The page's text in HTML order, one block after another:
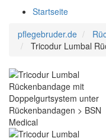
Startseite
pflegebruder.de
Tricodur Lumbal